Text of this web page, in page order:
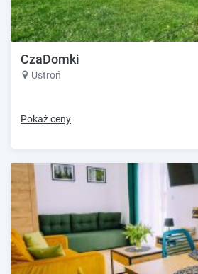
CzaDomki
Ustroń
Pokaż ceny